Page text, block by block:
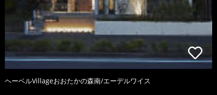
ヘーベルVillageおおたかの森南/エーデルワイス